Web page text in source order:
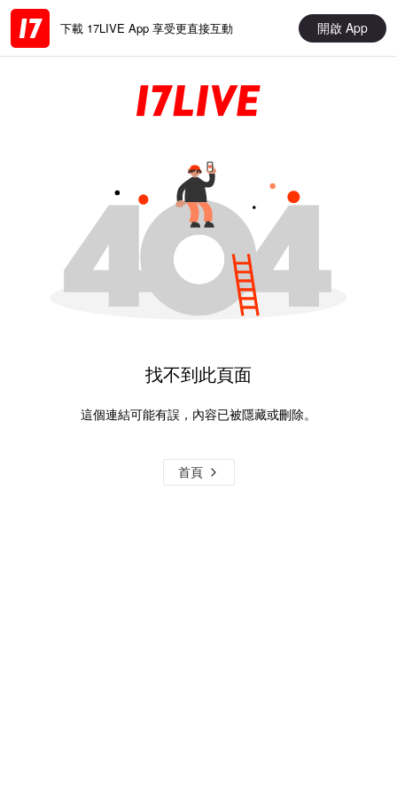
下載 17LIVE App 享受更直接互動 開啟 App
找不到此頁面
這個連結可能有誤，內容已被隱藏或刪除。
首頁